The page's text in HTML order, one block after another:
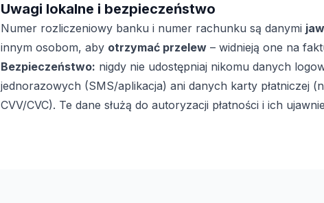
Uwagi lokalne i bezpieczeństwo
Numer rozliczeniowy banku i numer rachunku są danymi
innym osobom, aby otrzymać przelew – widnieją one na
Bezpieczeństwo: nigdy nie udostępniaj nikomu danych
jednorazowych (SMS/aplikacja) ani danych karty płatniczej
CVV/CVC). Te dane służą do autoryzacji płatności i ich